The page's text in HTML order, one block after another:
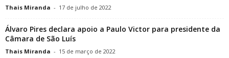
Thais Miranda - 17 de julho de 2022
Álvaro Pires declara apoio a Paulo Victor para presidente da
Câmara de São Luís
Thais Miranda - 15 de março de 2022